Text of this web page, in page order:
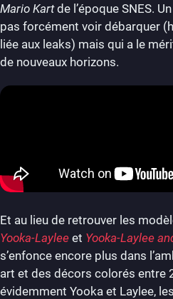
Mario Kartde l’époque SNES.
pas forcément voir débarquer
liée aux leaks) mais qui a le
de nouveaux horizons.
Et au lieu de retrouver les
Yooka-Laylee et Yooka-Laylee
s’enfonce encore plus dans
art et des décors colorés entre
évidemment Yooka et Laylee,